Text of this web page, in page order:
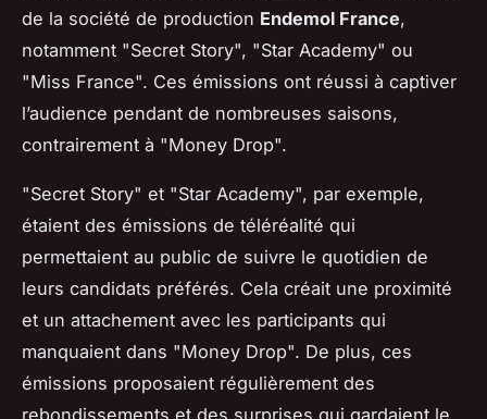
de la société de production Endemol France,
notamment "Secret Story", "Star Academy" ou
"Miss France". Ces émissions ont réussi à captiver
l’audience pendant de nombreuses saisons,
contrairement à "Money Drop".
"Secret Story" et "Star Academy", par exemple,
étaient des émissions de téléréalité qui
permettaient au public de suivre le quotidien de
leurs candidats préférés. Cela créait une proximité
et un attachement avec les participants qui
manquaient dans "Money Drop". De plus, ces
émissions proposaient régulièrement des